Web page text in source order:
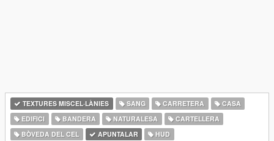
TEXTURES MISCEL·LÀNIES SANG CARRETERA
CASA
EDIFICI
BANDERA NATURALESA
CARTELLERA
BÒVEDA DEL CEL
APUNTALAR HUD